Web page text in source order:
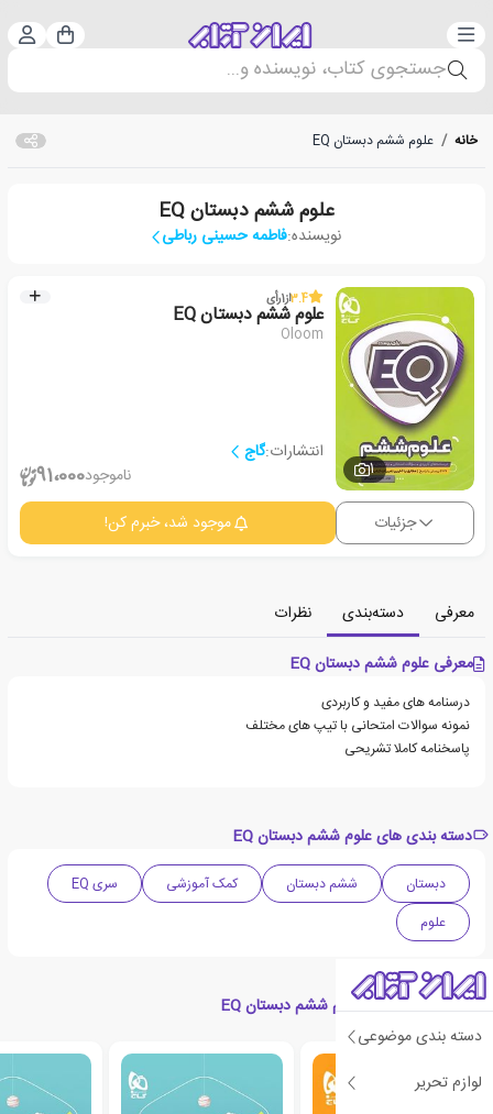
دسته‌بندی سبد
جستجوی کتاب، نویسنده و...
دسته بندی موضوعی
لوازم تحریر
خانه / علوم ششم دبستان EQ
علوم ششم دبستان EQ
نویسنده:فاطمه حسینی رباطی
1
3.4از1رأی
علوم ششم دبستان EQ
Oloom
انتشارات:گاج
ناموجود91،000
جزئیات موجود شد، خبرم کن!
معرفی دسته‌بندی
نظرات
معرفی علوم ششم دبستان EQ
درسنامه های مفید و کاربردی
نمونه سوالات امتحانی با تیپ های مختلف
پاسخنامه کاملا تشریحی
دسته بندی های علوم ششم دبستان EQ
دبستان ششم دبستان کمک آموزشی
سری EQ
علوم
محصولات مرتبط با علوم ششم دبستان EQ